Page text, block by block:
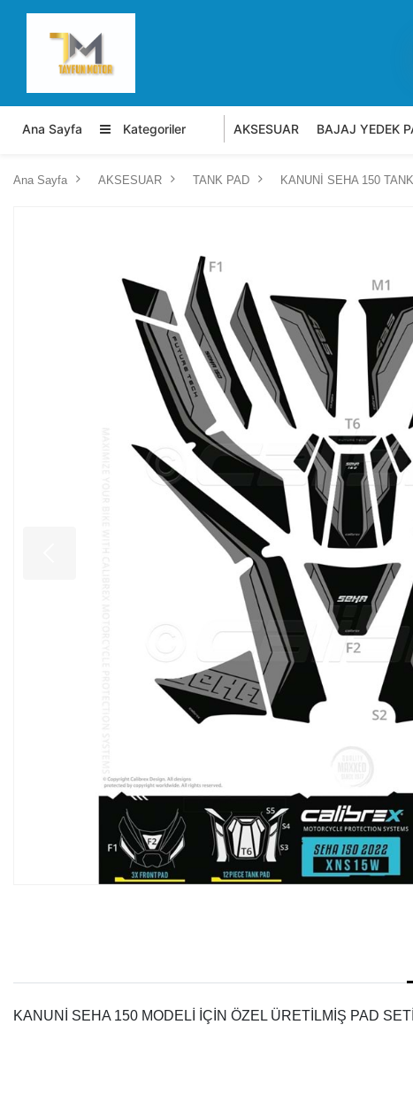
Ana Sayfa Kategoriler AKSESUAR BAJAJ YEDEK
Ana Sayfa AKSESUAR TANK PAD KANUNİ SEHA 150
KANUNİ SEHA 150 MODELİ İÇİN ÖZEL ÜRETİLMİŞ PAD